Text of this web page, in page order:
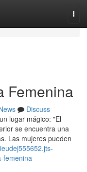
Femenina
Discuss
lugar mágico: "El
se encuentra una
Las mujeres pueden
femenina